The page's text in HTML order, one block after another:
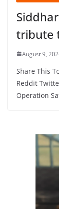
tribute
August 9,
Share This
Reddit
Operation